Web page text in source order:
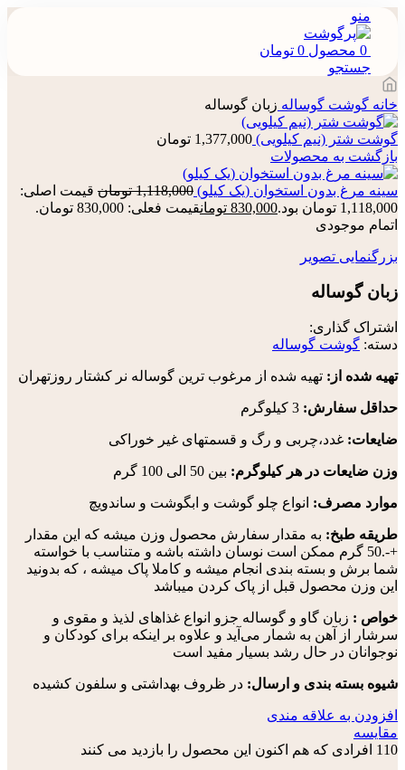
منو
0 محصول 0 تومان
جستجو
خانه گوشت گوساله زبان گوساله
گوشت شتر (نیم کیلویی) 1,377,000 تومان
بازگشت به محصولات
سینه مرغ بدون استخوان (یک کیلو) 1,118,000 تومان قیمت اصلی:
1,118,000 تومان بود.
830,000 تومانقیمت فعلی: 830,000 تومان.
اتمام موجودی
بزرگنمایی تصویر
زبان گوساله
اشتراک گذاری:
دسته: گوشت گوساله
تهیه شده از: تهیه شده از مرغوب ترین گوساله نر کشتار روزتهران
حداقل سفارش: 3 کیلوگرم
ضایعات: غدد،چربی و رگ و قسمتهای غیر خوراکی
وزن ضایعات در هر کیلوگرم: بین 50 الی 100 گرم
موارد مصرف: انواع چلو گوشت و ابگوشت و ساندویچ
طریقه طبخ: به مقدار سفارش محصول وزن میشه که این مقدار
+-.50 گرم ممکن است نوسان داشته باشه و متناسب با خواسته
شما برش و بسته بندی انجام میشه و کاملا پاک میشه ، که بدونید
این وزن محصول قبل از پاک کردن میباشد
خواص : زبان گاو و گوساله جزو انواع غذاهای لذیذ و مقوی و
سرشار از آهن به شمار می‌آید و علاوه بر اینکه برای کودکان و
نوجوانان در حال رشد بسیار مفید است
شیوه بسته بندی و ارسال: در ظروف بهداشتی و سلفون کشیده
افزودن به علاقه مندی
مقایسه
110 افرادی که هم اکنون این محصول را بازدید می کنند